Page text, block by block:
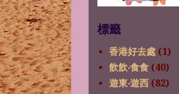
標籤
香港好去處 (1)
飲飲‧食食 (40)
遊東‧遊西 (82)